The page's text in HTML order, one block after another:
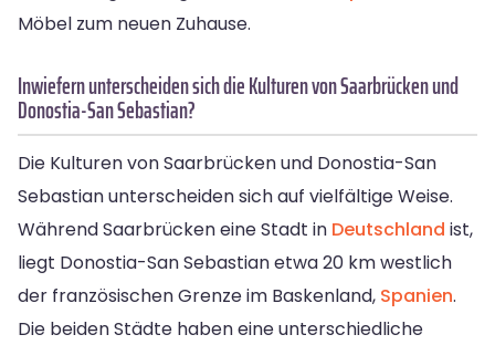
Möbel zum neuen Zuhause.
Inwiefern unterscheiden sich die Kulturen von Saarbrücken und
Donostia-San Sebastian?
Die Kulturen von Saarbrücken und Donostia-San
Sebastian unterscheiden sich auf vielfältige Weise.
Während Saarbrücken eine Stadt in Deutschland ist,
liegt Donostia-San Sebastian etwa 20 km westlich
der französischen Grenze im Baskenland, Spanien.
Die beiden Städte haben eine unterschiedliche